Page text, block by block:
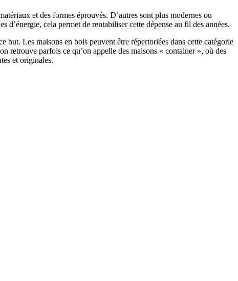
et des formes éprouvés. D’autres sont plus modernes ou
d’énergie, cela permet de rentabiliser cette dépense au fil des années.
but. Les maisons en bois peuvent être répertoriées dans cette catégorie
retrouve parfois ce qu’on appelle des maisons « container », où des
et originales.